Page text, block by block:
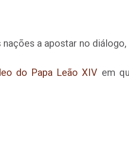
a apostar no
do Papa Leão XIV em